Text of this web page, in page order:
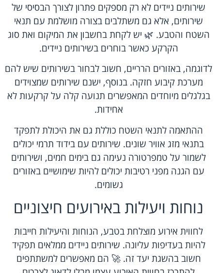
שירותים ניידים לא רק מספקים פתרון לצורך הבסיסי של
שירותים, אלא גם משתלבים בצורה מושלמת עם תנאי
השטח והטבע. 🌿 יש לקחת בחשבון את המיקום ואת סוג
הקרקע כאשר בוחרים בשירותים ניידים.
לדוגמה, באזורים הרריים, חשוב לבחור בשירותים שיש להם
מערכת קיבוע חזקה. בנוסף, ישנם שירותים שמצוידים
בגלגלים מיוחדים המאפשרים תנועה קלה על קרקעות לא
אחידות.
ההתאמה לתנאי השטח כוללת גם את היכולת לתפקד
בתנאי מזג אוויר שונים. שירותים עם בידוד תרמי יכולים
לשמור על טמפרטורה נעימה גם בימים חמים, ושירותים
עם הגנה מפני רטיבות יכולים להיות שימושיים באזורים
גשומים.
נוחות ויעילות באירועים חיצוניים
לחווית אירוע מוצלחת בטבע, הנוחות והיעילות חייבות
להיות בעדיפות עליונה. שירותים ניידים ממלאים תפקיד
חשוב בהשגת יעד זה. 🚀 הם מאפשרים למשתתפים